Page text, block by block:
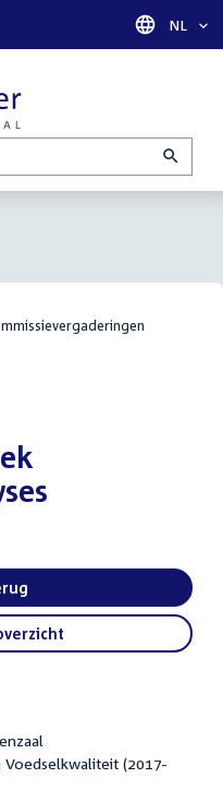
Taal
NL
link:
Voedselkwaliteit (2017-